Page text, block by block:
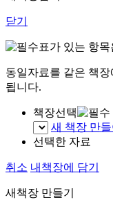
닫기
표가 있는 항
동일자료를 같은 책
됩니다.
책장선택
새 책장 만들
선택한 자료
취소 내책장에 담기
새책장 만들기